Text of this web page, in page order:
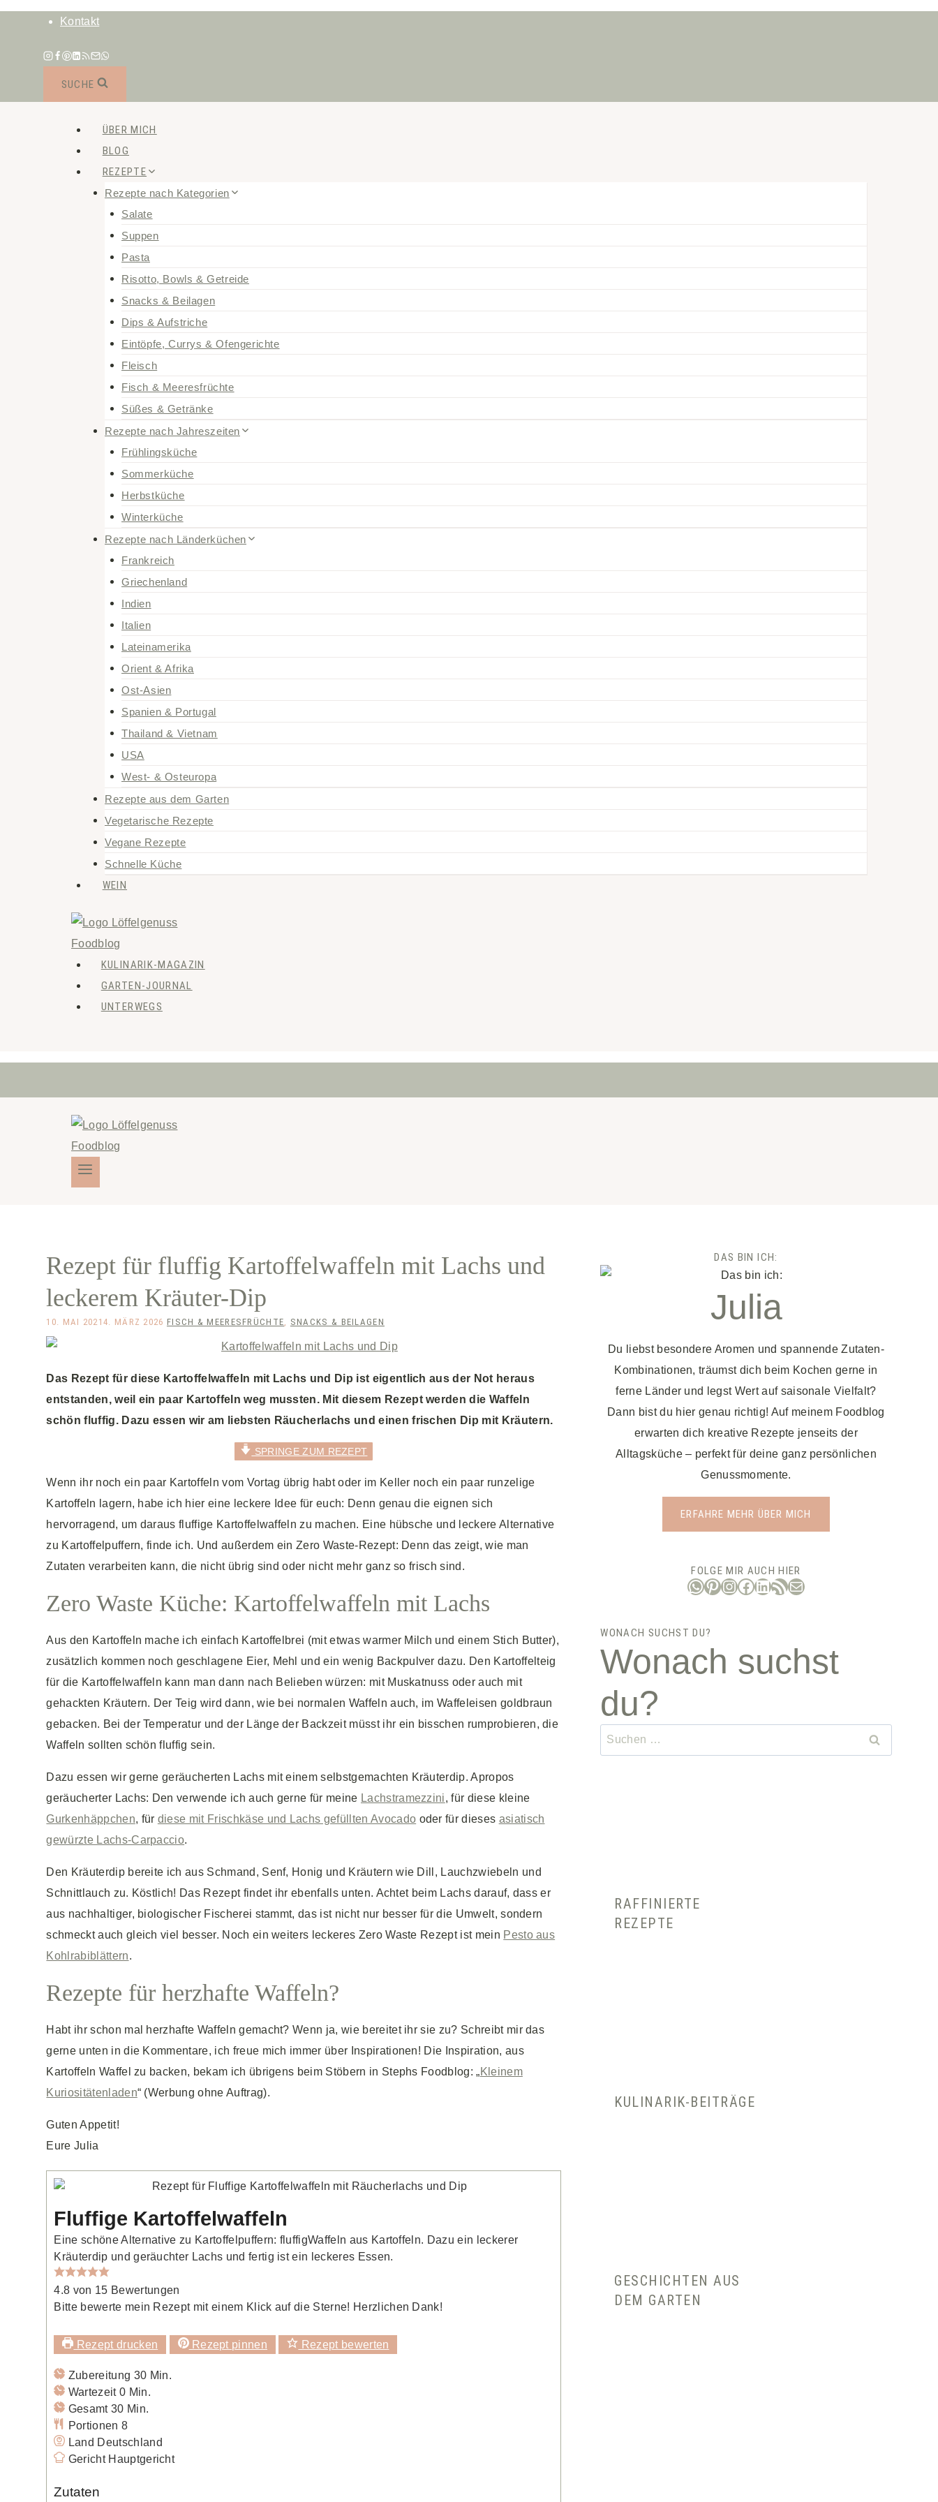
Zum
springen
Kontakt
SUCHE
ÜBER MICH
BLOG
REZEPTE
Rezepte nach Kategorien
Salate
Suppen
Pasta
Risotto, Bowls & Getreide
Snacks & Beilagen
Dips & Aufstriche
Eintöpfe, Currys & Ofengerichte
Fleisch
Fisch & Meeresfrüchte
Süßes & Getränke
Rezepte nach Jahreszeiten
Frühlingsküche
Sommerküche
Herbstküche
Winterküche
Rezepte nach Länderküchen
Frankreich
Griechenland
Indien
Italien
Lateinamerika
Orient & Afrika
Ost-Asien
Spanien & Portugal
Thailand & Vietnam
USA
West- & Osteuropa
Rezepte aus dem Garten
Vegetarische Rezepte
Vegane Rezepte
Schnelle Küche
WEIN
KULINARIK-MAGAZIN
GARTEN-JOURNAL
UNTERWEGS
Rezept für fluffig Kartoffelwaffeln mit Lachs und
leckerem Kräuter-Dip
10. MAI 20214. MÄRZ 2026 FISCH & MEERESFRÜCHTE, SNACKS & BEILAGEN
Das Rezept für diese Kartoffelwaffeln mit Lachs und Dip ist eigentlich aus der Not heraus
entstanden, weil ein paar Kartoffeln weg mussten. Mit diesem Rezept werden die Waffeln
schön fluffig. Dazu essen wir am liebsten Räucherlachs und einen frischen Dip mit Kräutern.
SPRINGE ZUM REZEPT
Wenn ihr noch ein paar Kartoffeln vom Vortag übrig habt oder im Keller noch ein paar runzelige
Kartoffeln lagern, habe ich hier eine leckere Idee für euch: Denn genau die eignen sich
hervorragend, um daraus fluffige Kartoffelwaffeln zu machen. Eine hübsche und leckere Alternative
zu Kartoffelpuffern, finde ich. Und außerdem ein Zero Waste-Rezept: Denn das zeigt, wie man
Zutaten verarbeiten kann, die nicht übrig sind oder nicht mehr ganz so frisch sind.
Zero Waste Küche: Kartoffelwaffeln mit Lachs
Aus den Kartoffeln mache ich einfach Kartoffelbrei (mit etwas warmer Milch und einem Stich Butter),
zusätzlich kommen noch geschlagene Eier, Mehl und ein wenig Backpulver dazu. Den Kartoffelteig
für die Kartoffelwaffeln kann man dann nach Belieben würzen: mit Muskatnuss oder auch mit
gehackten Kräutern. Der Teig wird dann, wie bei normalen Waffeln auch, im Waffeleisen goldbraun
gebacken. Bei der Temperatur und der Länge der Backzeit müsst ihr ein bisschen rumprobieren, die
Waffeln sollten schön fluffig sein.
Dazu essen wir gerne geräucherten Lachs mit einem selbstgemachten Kräuterdip. Apropos
geräucherter Lachs: Den verwende ich auch gerne für meine Lachstramezzini, für diese kleine
Gurkenhäppchen, für diese mit Frischkäse und Lachs gefüllten Avocado oder für dieses asiatisch
gewürzte Lachs-Carpaccio.
Den Kräuterdip bereite ich aus Schmand, Senf, Honig und Kräutern wie Dill, Lauchzwiebeln und
Schnittlauch zu. Köstlich! Das Rezept findet ihr ebenfalls unten. Achtet beim Lachs darauf, dass er
aus nachhaltiger, biologischer Fischerei stammt, das ist nicht nur besser für die Umwelt, sondern
schmeckt auch gleich viel besser. Noch ein weiters leckeres Zero Waste Rezept ist mein Pesto aus
Kohlrabiblättern.
Rezepte für herzhafte Waffeln?
Habt ihr schon mal herzhafte Waffeln gemacht? Wenn ja, wie bereitet ihr sie zu? Schreibt mir das
gerne unten in die Kommentare, ich freue mich immer über Inspirationen! Die Inspiration, aus
Kartoffeln Waffel zu backen, bekam ich übrigens beim Stöbern in Stephs Foodblog: „Kleinem
Kuriositätenladen“ (Werbung ohne Auftrag).
Guten Appetit!
Eure Julia
Fluffige Kartoffelwaffeln
Eine schöne Alternative zu Kartoffelpuffern: fluffigWaffeln aus Kartoffeln. Dazu ein leckerer
Kräuterdip und geräuchter Lachs und fertig ist ein leckeres Essen.
4.8 von 15 Bewertungen
Bitte bewerte mein Rezept mit einem Klick auf die Sterne! Herzlichen Dank!
Rezept drucken Rezept pinnen Rezept bewerten
Zubereitung 30Minuten
Min.
Wartezeit 0Minuten
Min.
Gesamt 30Minuten
Min.
Portionen 8
Land Deutschland
Gericht Hauptgericht
Zutaten
DAS BIN ICH:
Julia
Du liebst besondere Aromen und spannende Zutaten-
Kombinationen, träumst dich beim Kochen gerne in
ferne Länder und legst Wert auf saisonale Vielfalt?
Dann bist du hier genau richtig! Auf meinem Foodblog
erwarten dich kreative Rezepte jenseits der
Alltagsküche – perfekt für deine ganz persönlichen
Genussmomente.
ERFAHRE MEHR ÜBER MICH
FOLGE MIR AUCH HIER
WhatsApp
Pinterest
Instagram
Facebook
LinkedIn
RSS-Feed
E-Mail
WONACH SUCHST DU?
Wonach suchst
du?
Suchen
nach:
RAFFINIERTE
REZEPTE
KULINARIK-BEITRÄGE
GESCHICHTEN AUS
DEM GARTEN